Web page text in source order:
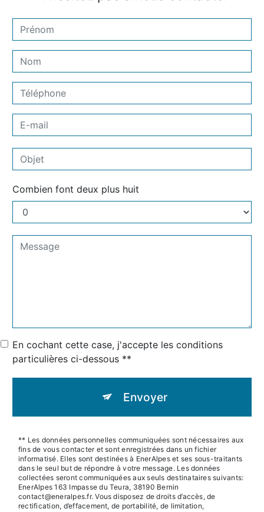
Combien font deux plus huit
En cochant cette case, j'accepte les conditions
particulières ci-dessous **
Envoyer
** Les données personnelles communiquées sont nécessaires aux
fins de vous contacter et sont enregistrées dans un fichier
informatisé. Elles sont destinées à EnerAlpes et ses sous-traitants
dans le seul but de répondre à votre message. Les données
collectées seront communiquées aux seuls destinataires suivants:
EnerAlpes 163 Impasse du Teura, 38190 Bernin
contact@eneralpes.fr. Vous disposez de droits d’accès, de
rectification, d’effacement, de portabilité, de limitation,